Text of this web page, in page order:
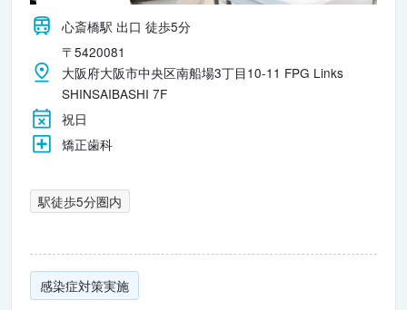
心斎橋駅 出口 徒歩5分
〒5420081
大阪府大阪市中央区南船場3丁目10-11 FPG Links
SHINSAIBASHI 7F
祝日
矯正歯科
駅徒歩5分圏内
感染症対策実施